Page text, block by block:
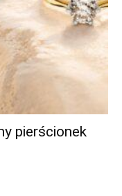
pierścionek